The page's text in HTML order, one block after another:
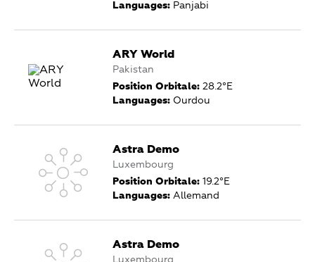
Languages: Panjabi
ARY World
Pakistan
Position Orbitale: 28.2°E
Languages: Ourdou
Astra Demo
Luxembourg
Position Orbitale: 19.2°E
Languages: Allemand
Astra Demo